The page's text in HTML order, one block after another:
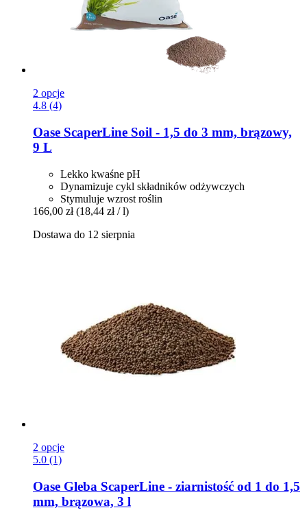
2 opcje
4.8 (4)
Oase ScaperLine Soil -​ 1,5 do 3 mm, brązowy,
9 L
Lekko kwaśne pH
Dynamizuje cykl składników odżywczych
Stymuluje wzrost roślin
166,00 zł (18,44 zł / l)
Dostawa do 12 sierpnia
2 opcje
5.0 (1)
Oase Gleba ScaperLine -​ ziarnistość od 1 do 1,5
mm, brązowa, 3 l